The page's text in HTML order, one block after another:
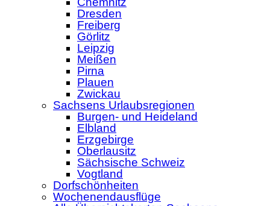
Dresden
Freiberg
Görlitz
Leipzig
Meißen
Pirna
Plauen
Zwickau
Sachsens Urlaubsregionen
Burgen- und Heideland
Elbland
Erzgebirge
Oberlausitz
Sächsische Schweiz
Vogtland
Dorfschönheiten
Wochenendausflüge